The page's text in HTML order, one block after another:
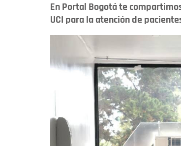
En Portal Bogotá te
UCI para la atención de